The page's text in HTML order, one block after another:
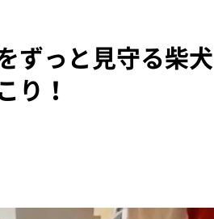
ずっと見守る柴
り！